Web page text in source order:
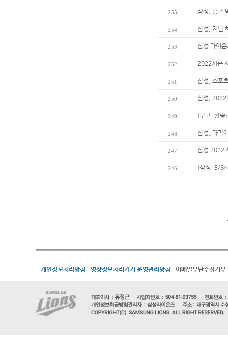
255 삼성, 홈 개
254 삼성, 지난
253 삼성 라이
252 2022시즌
251 삼성, 스포
250 삼성, 2022
249 [부고] 황승
248 삼성, 라팍
247 삼성 2022
246 [삼성] 3/8(
개인정보처리방침 영상정보처리기기 운영관리방침 이메일무단수집거부